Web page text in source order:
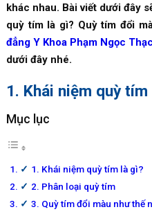
khác nhau. Bài viết dưới đây
quỳ tím là gì? Quỳ tím đổi
đẳng Y Khoa Phạm Ngọc
dưới đây nhé.
1. Khái niệm quỳ tím
Mục lục
1. Khái niệm quỳ tím là gì?
2. Phân loại quỳ tím
3. Quỳ tím đổi màu như thế